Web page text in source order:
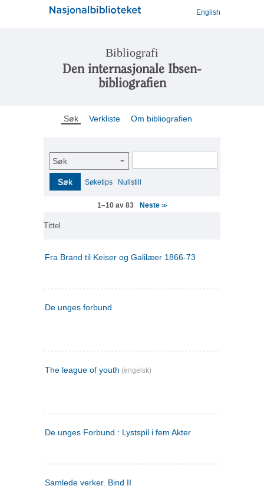
English
Bibliografi
Den internasjonale Ibsen-
bibliografien
Søk Verkliste Om bibliografien
Søk
Søk Søketips Nullstill
1–10 av 83 Neste>>
Tittel
Fra Brand til Keiser og Galilæer 1866-73
De unges forbund
The league of youth (engelsk)
De unges Forbund : Lystspil i fem Akter
Samlede verker. Bind II